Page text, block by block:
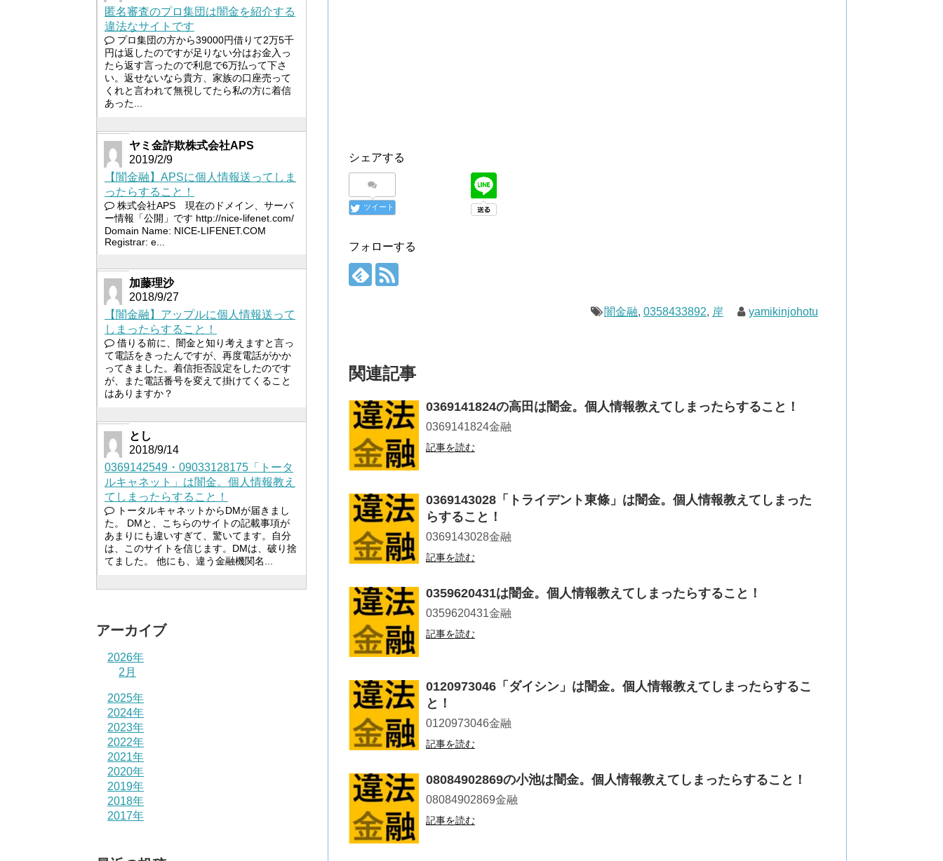
シェアする
ツイート
フォローする
闇金融,0358433892, 岸 yamikinjohotu
関連記事
0369141824の高田は闇金。個人情報教えてしまったらすること！
0369141824金融
記事を読む
0369143028「トライデント東條」は闇金。個人情報教えてしまった
らすること！
0369143028金融
記事を読む
0359620431は闇金。個人情報教えてしまったらすること！
0359620431金融
記事を読む
0120973046「ダイシン」は闇金。個人情報教えてしまったらするこ
と！
0120973046金融
記事を読む
08084902869の小池は闇金。個人情報教えてしまったらすること！
08084902869金融
記事を読む
匿名審査のプロ集団は闇金を紹介する
違法なサイトです
プロ集団の方から39000円借りて2万5千
円は返したのですが足りない分はお金入っ
たら返す言ったので利息で6万払って下さ
い。返せないなら貴方、家族の口座売って
くれと言われて無視してたら私の方に着信
あった...
ヤミ金詐欺株式会社APS
2019/2/9
【闇金融】APSに個人情報送ってしま
ったらすること！
株式会社APS 現在のドメイン、サーバ
ー情報「公開」です http://nice-lifenet.com/
Domain Name: NICE-LIFENET.COM
Registrar: e...
加藤理沙
2018/9/27
【闇金融】アップルに個人情報送って
しまったらすること！
借りる前に、闇金と知り考えますと言っ
て電話をきったんですが、再度電話がかか
ってきました。着信拒否設定をしたのです
が、また電話番号を変えて掛けてくること
はありますか？
とし
2018/9/14
0369142549・09033128175「トータ
ルキャネット」は闇金。個人情報教え
てしまったらすること！
トータルキャネットからDMが届きまし
た。 DMと、こちらのサイトの記載事項が
あまりにも違いすぎて、驚いてます。自分
は、このサイトを信じます。DMは、破り捨
てました。 他にも、違う金融機関名...
アーカイブ
2026年
2月
2025年
2024年
2023年
2022年
2021年
2020年
2019年
2018年
2017年